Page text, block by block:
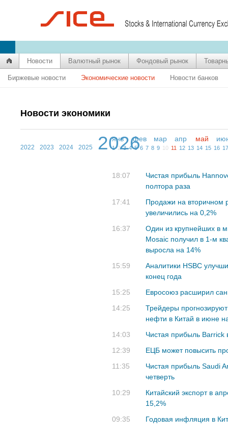
Новости Валютный рынок Фондовый рынок
Биржевые новости Экономические новости Новости банков
Новости экономики
2022 2023 2024 2025 2026
янв фев мар апр май
1 2 3 4 5 6 7 8 9 10 11 12 13 14 15 16 17
18:07
Чистая прибыль
полтора раза
17:41
Продажи на вторичном
увеличились на 0,2%
16:37
Один из крупнейших в
Mosaic получил в 1-м
выросла на 14%
15:59
Аналитики HSBC
конец года
15:25
Евросоюз расширил
14:25
Трейдеры
нефти в Китай в июне
14:03
Чистая прибыль Barrick
12:39
ЕЦБ может повысить
11:35
Чистая прибыль Saudi
четверть
10:29
Китайский экспорт в
15,2%
09:35
Годовая инфляция в